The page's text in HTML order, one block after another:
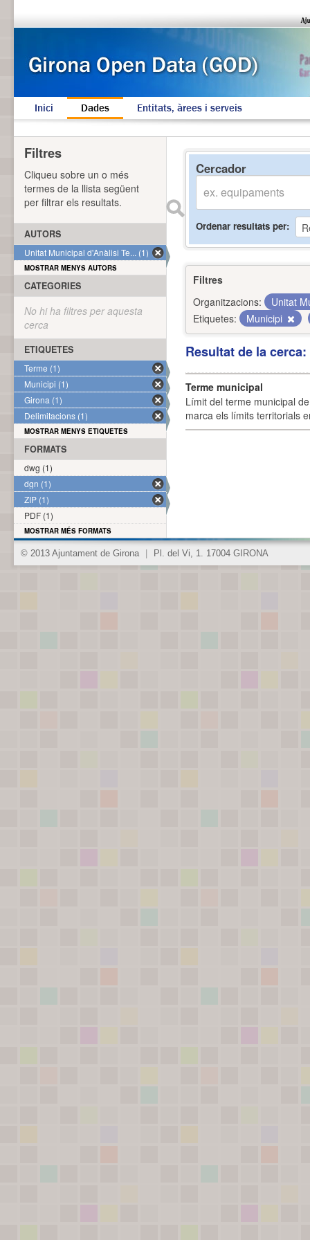
Inici Dades Entitats, àrees i serveis
Cercador
Ordenar resultats per
Filtres
Organitzacions:
Unitat
Etiquetes:
Municipi
Resultat de la
Terme municipal
Límit del terme municipal
marca els límits territorials
Filtres
Cliqueu sobre un o més
termes de la llista següent
per filtrar els resultats.
AUTORS
Unitat Municipal d'Anàlisi Te... (1)
MOSTRAR MENYS AUTORS
CATEGORIES
No hi ha filtres per aquesta
cerca
ETIQUETES
Terme (1)
Municipi (1)
Girona (1)
Delimitacions (1)
MOSTRAR MENYS ETIQUETES
FORMATS
dwg (1)
dgn (1)
ZIP (1)
PDF (1)
MOSTRAR MÉS FORMATS
© 2013 Ajuntament de Girona Pl. del Vi, 1. 17004 GIRONA